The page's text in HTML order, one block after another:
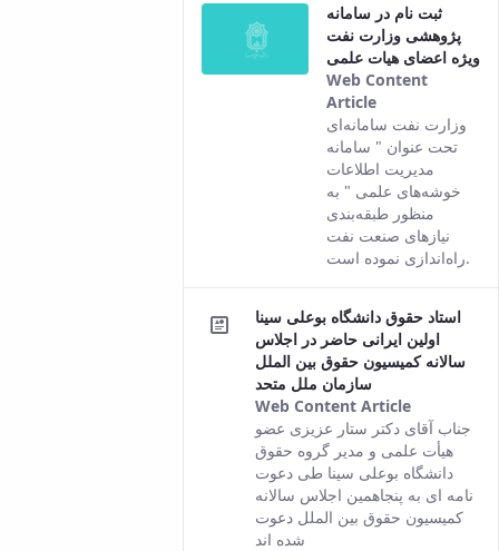
ثبت نام در سامانه
پژوهشی وزارت نفت
ویژه اعضای هیات علمی
Web Content
Article
This result
comes from
the Persian
version of this
content.
وزارت نفت سامانه‌ای
تحت عنوان " سامانه
مدیریت اطلاعات
خوشه‌های علمی " به‌
منظور طبقه‌بندی
نیازهای صنعت نفت
راه‌اندازی نموده است.
استاد حقوق دانشگاه بوعلی سینا
اولین ایرانی حاضر در اجلاس
سالانه کمیسیون حقوق بین الملل
سازمان ملل متحد
Web Content Article
This
result
comes
from the
Persian
version of
جناب آقای دکتر ستار عزیزی عضو
هیأت علمی و مدیر گروه حقوق
دانشگاه بوعلی سینا طی دعوت
نامه ای به پنجاهمین اجلاس سالانه
کمیسیون حقوق بین الملل دعوت
شده اند